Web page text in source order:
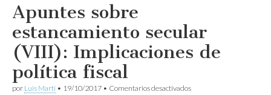
Apuntes sobre
estancamiento secular
(VIII): Implicaciones de
política fiscal
por Luis Martí • 19/10/2017 • Comentarios desactivadosen